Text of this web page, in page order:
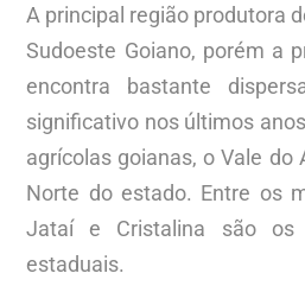
A principal região produtora
Sudoeste Goiano, porém a
encontra bastante
significativo nos últimos
agrícolas goianas, o Vale do
Norte do estado. Entre os
Jataí e Cristalina são os
estaduais.